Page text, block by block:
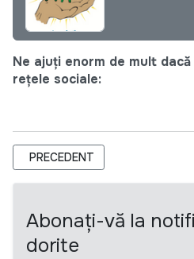
Ne ajuți enorm de mult
rețele sociale:
ARTICOL PRECEDENT:
PRECEDENT
Abonați-vă la
dorite